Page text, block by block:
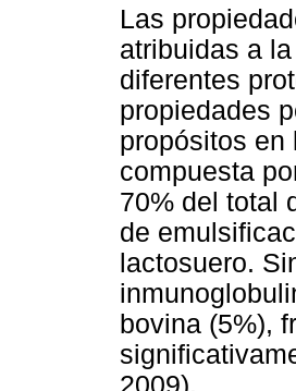
Las
atribuidas a
diferentes
propiedades
propósitos en
compuesta
70% del total
de
lactosuero.
bovina (5%),
2009).